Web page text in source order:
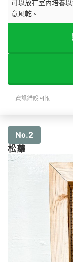
可以放在室內培養
意風乾。
資訊錯誤回報
No.2
松蘿